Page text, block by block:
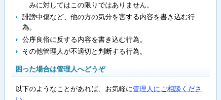
みに対してはこの限りではありません。
誹謗中傷など、他の方の気分を害する内容を書き込む行
為。
公序良俗に反する内容を書き込む行為。
その他管理人が不適切と判断する行為。
困った場合は管理人へどうぞ
以下のようなことがあれば、お気軽に管理人にご相談くださ